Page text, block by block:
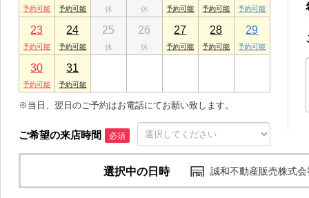
23 24 25 26 27 28 29
30 31
※当日、翌日のご予約はお電話にてお願い致します。
ご希望の来店時間 必須
選択中の日時 誠和不動産販売株式会